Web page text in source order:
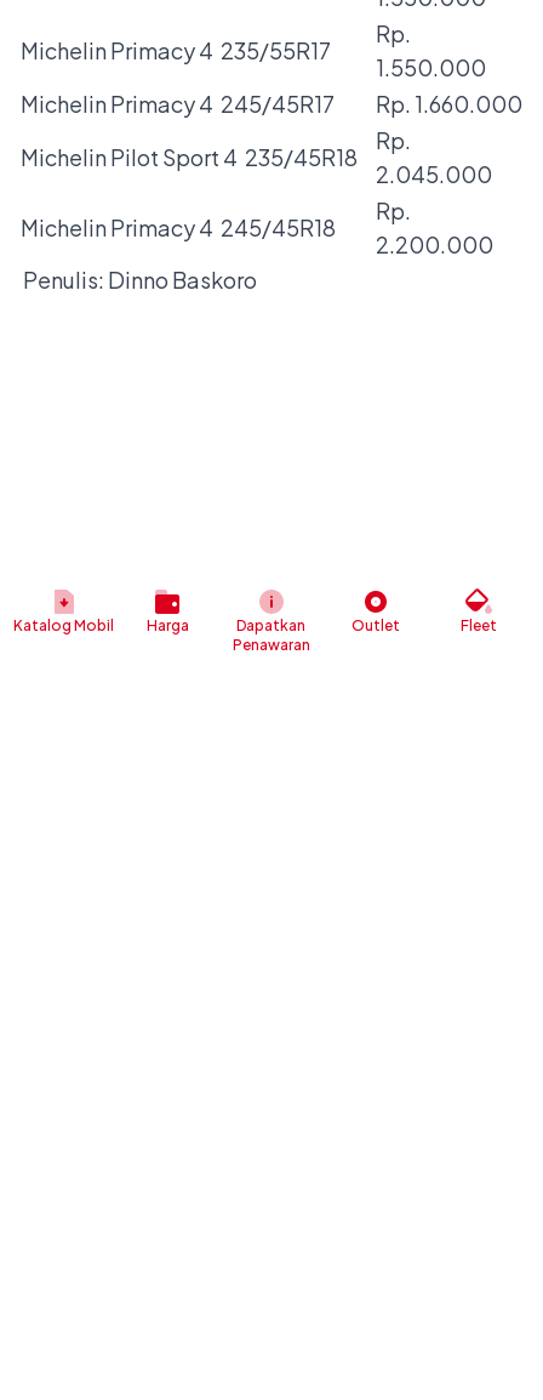
Michelin Primacy 4 235/55R17
Rp.
1.550.000
Michelin Primacy 4 245/45R17
Rp. 1.660.000
Michelin Pilot Sport 4 235/45R18
Rp.
2.045.000
Michelin Primacy 4 245/45R18
Rp.
2.200.000
Penulis: Dinno Baskoro
Katalog Mobil Harga
Dapatkan
Penawaran
Outlet Fleet